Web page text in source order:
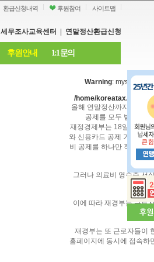
환급신청내역 후원참여 사이트맵
세무조사교육센터 연말정산환급신청
후원안내 1:1 문의
Warning:
/home/koreatax.org/
올해 연말정산까지는 근
공제를 모두 받을 수
재정경제부는 18일 조세
와 신용카드 공제 가운데
비 공제를 하나만 적용하
그러나 의료비 영수증 서
이에 따라 재경부는 근로
재경부는 또 근로자들이
홈페이지에 동시에 접속하